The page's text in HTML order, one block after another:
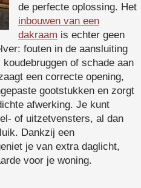
de perfecte oplossing. Het
inbouwen van een
dakraam is echter geen
fouten in de aansluiting
of schade aan
een correcte opening,
gootstukken en zorgt
afwerking. Je kunt
of uitzetvensters, al dan
Dankzij een
je van extra daglicht,
voor je woning.